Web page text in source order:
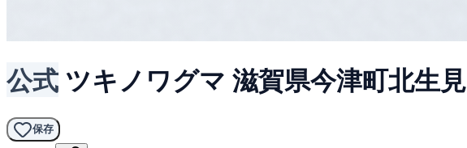
公式 ツキノワグマ 滋賀県今津町北生見
保存